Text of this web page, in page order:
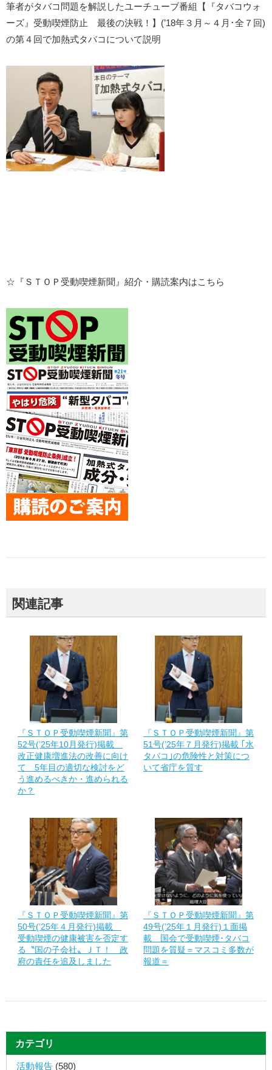
筆者がタバコ問題を解説したユーチューブ番組【『タバコウォ
ーズ』受動喫煙防止 最後の決戦！】(’18年３月～４月･全７回)
の第４回で加熱式タバコについて説明
☆『ＳＴＯＰ受動喫煙新聞』紹介・購読案内はこちら
関連記事
『ＳＴＯＰ受動喫煙新聞』第
52号(’25年10月発行)掲載
改正健康増進法の改善に向け
て 5年目の適切な検討をど
う進めるべきか・進められる
か？
『ＳＴＯＰ受動喫煙新聞』第
51号(’25年７月発行)掲載 ｢水
タバコ｣の危険性と対策につ
いて省庁を質す
『ＳＴＯＰ受動喫煙新聞』第
50号(’25年４月発行)掲載
受動喫煙の健康被害を否定す
る〝国の子会社〟ＪＴ！ 政
府の責任を追及しました
『ＳＴＯＰ受動喫煙新聞』第
49号(’25年１月発行)１面掲
載 国会で受動喫煙･タバコ
問題を質疑＝マスコミ多数が
報道＝
カテゴリ
活動報告 (580)